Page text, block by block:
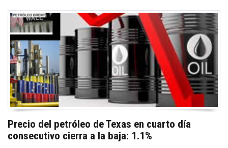
Precio del petróleo de Texas en cuarto día
consecutivo cierra a la baja: 1.1%